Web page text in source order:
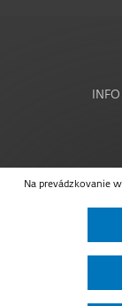
Na prevádzkovanie